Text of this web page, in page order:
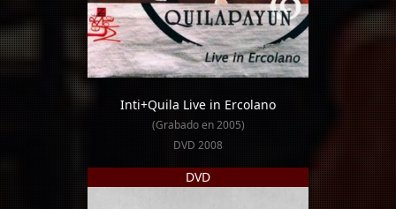
Inti+Quila Live in Ercolano
(Grabado en 2005)
DVD 2008
DVD